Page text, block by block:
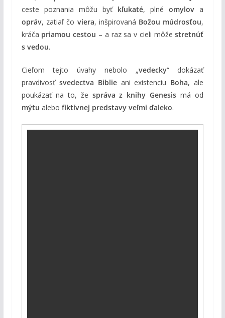
ceste poznania môžu byť kľukaté, plnéomylov a
opráv, zatiaľ čo viera, inšpirovaná Božou múdrosťou,
kráča priamou cestou – a raz sa v cieli môžestretnúť
s vedou.
Cieľom tejto úvahy nebolo „vedecky“ dokázať
pravdivosť svedectva Biblieani existenciu Boha, ale
poukázať na to, že správa z knihy Genesis má od
mýtu alebo fiktívnej predstavy veľmi ďaleko.